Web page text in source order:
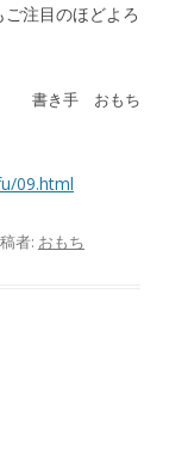
注目のほどよろ
書き手 おもち
09.html
者: おもち